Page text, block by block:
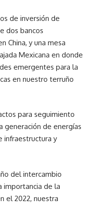
de inversión de
dos bancos
China, y una mesa
Mexicana en donde
emergentes para la
en nuestro terruño
para seguimiento
generación de energías
infraestructura y
del intercambio
importancia de la
el 2022, nuestra